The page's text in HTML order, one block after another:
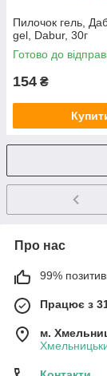
Пилочок гель,
gel, Dabur, 30г
Готово до
154 ₴
Про нас
99%
Працює з
м.